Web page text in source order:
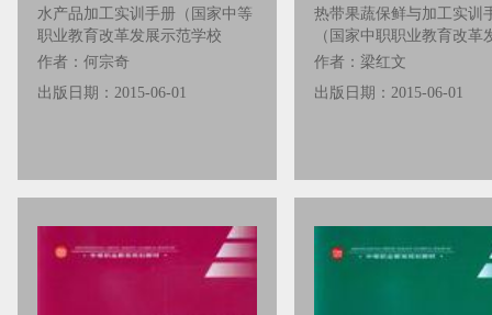
水产品加工实训手册（国家中等
职业教育改革发展示范学校
作者：何宗奇
出版日期：2015-06-01
热带果蔬保鲜与加工实训
（国家中职职业教育改革
作者：梁红文
出版日期：2015-06-01